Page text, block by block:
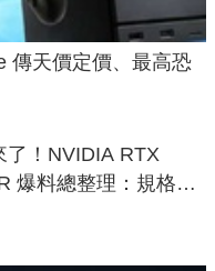
傳天價定價、最高恐
了！NVIDIA RTX
爆料總整理：規格、